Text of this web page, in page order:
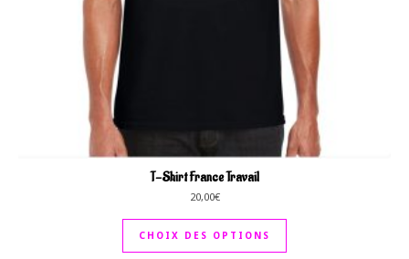
T-Shirt France Travail
20,00€
CHOIX DES OPTIONS